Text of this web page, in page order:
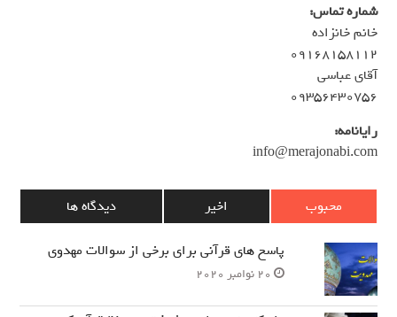
شماره تماس:
خانم خانزاده
۰۹۱۶۸۱۵۸۱۱۲
آقای عباسی
۰۹۳۵۶۴۳۰۷۵۶
رایانامه:
info@merajonabi.com
محبوب اخیر دیدگاه ها
پاسخ های قرآنی برای برخی از سوالات مهدوی
20 نوامبر 2020